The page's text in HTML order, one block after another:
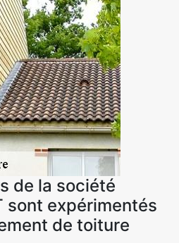
de la société
sont expérimentés
de toiture